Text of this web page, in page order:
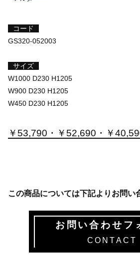
コード
GS320-052003
サイズ
W1000 D230 H1205
W900 D230 H1205
W450 D230 H1205
￥53,790・￥52,690・￥
この商品については下記よりお問い
お問い合わせフ
CONTACT